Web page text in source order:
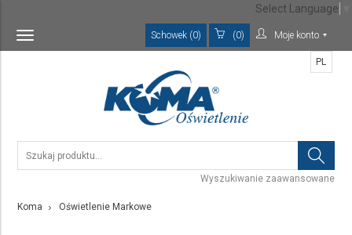
Toggle
navigation
Schowek (0) (0) Moje konto
Wyszukiwanie zaawansowane
PL
Koma Oświetlenie Markowe
Select Language